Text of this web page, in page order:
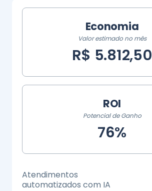
Economia
Valor estimado no mês
R$ 5.812,50
ROI
Potencial de Ganho
76%
Atendimentos
automatizados com IA